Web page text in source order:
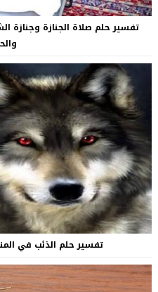
تفسير حلم صلاة الجنازة وجنازة
تفسير حلم الذئب في